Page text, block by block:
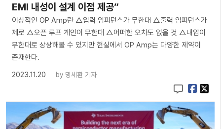
EMI 내성이 설계 이점 제공”
​이상적인 OP Amp란 △입력 임피던스가 무한대 △출력 임피던스가
제로 △오픈 루프 게인이 무한대 △어떠한 오차도 없을 것 △내압이
무한대로 상상해볼 수 있지만 현실에서 OP Amp는 다양한 제약이
존재한다.
2023.11.20
by 명세환 기자